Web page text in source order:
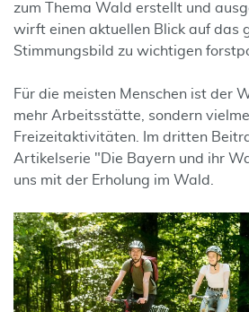
zum Thema Wald erstellt und
wirft einen aktuellen Blick auf das
Stimmungsbild zu wichtigen
Für die meisten Menschen ist der
mehr Arbeitsstätte, sondern
Freizeitaktivitäten. Im dritten
Artikelserie "Die Bayern und ihr
uns mit der Erholung im Wald.